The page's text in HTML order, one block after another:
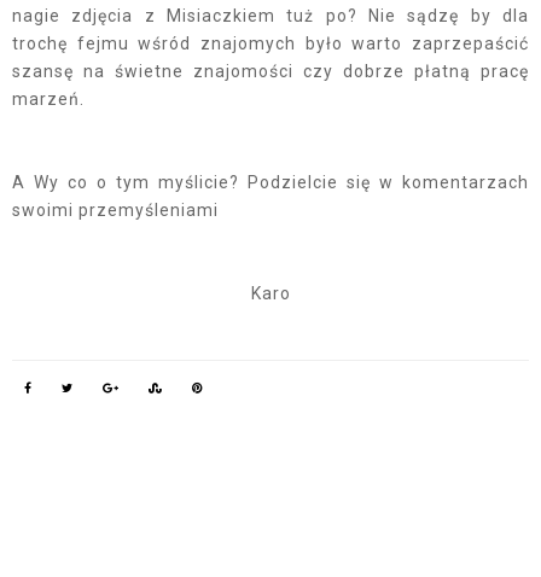
nagie zdjęcia z Misiaczkiem tuż po? Nie sądzę by dla
trochę fejmu wśród znajomych było warto zaprzepaścić
szansę na świetne znajomości czy dobrze płatną pracę
marzeń.
A Wy co o tym myślicie? Podzielcie się w komentarzach
swoimi przemyśleniami
Karo